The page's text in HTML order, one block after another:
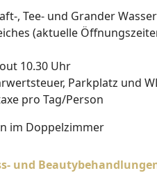
, Tee- und Grander
(aktuelle
10.30 Uhr
Parkplatz und
pro Tag/Person
im Doppelzimmer
und